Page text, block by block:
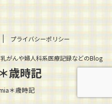
プライバシーポリシー
がんや婦人科系医療記録などのBlog
歳時記
＊歳時記